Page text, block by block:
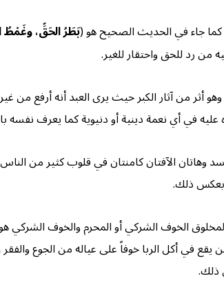
كما جاء في الحديث الصحيح هو (بَطَرُالحَقِّ، وغَمْطُ
من رد للحق واحتقار للغير.
وهو أثر من آثار الكبر حيث يرى العبد أنه أرفع
في أي نعمة دينية أو دنيوية كما يعرف
وهاتان الآفتان كامنتان في قلوب كثير
بعكس ذلك.
الخوف الشركي أو المحرم والخوف
يقع في أكل الربا خوفاً على عياله من الجوع
ذلك.